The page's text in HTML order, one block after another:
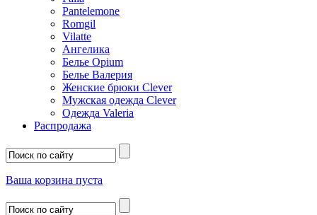
Pantelemone
Romgil
Vilatte
Ангелика
Белье Opium
Белье Валерия
Женские брюки Clever
Мужская одежда Clever
Одежда Valeria
Распродажа
Ваша корзина пуста